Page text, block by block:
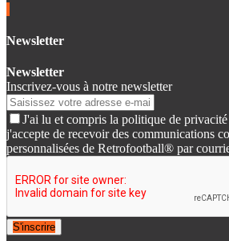
Newsletter
Newsletter
Inscrivez-vous à notre newsletter
J'ai lu et compris la politique de
j'accepte de recevoir des communications
personnalisées de Retrofootball® par
S'inscrire